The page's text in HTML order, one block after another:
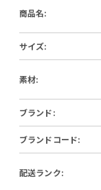
商品名:
サイズ:
素材:
ブランド:
ブランドコード:
配送ランク: